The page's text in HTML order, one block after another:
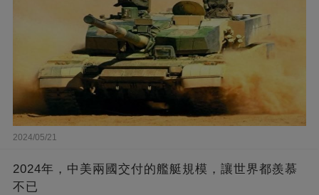
2024/05/21
2024年，中美兩國交付的艦艇規模，讓世界都羨慕
不已